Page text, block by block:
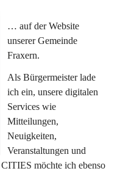
… auf der Website
unserer Gemeinde
Fraxern.
Als Bürgermeister lade
ich ein, unsere digitalen
Services wie
Mitteilungen,
Neuigkeiten,
Veranstaltungen und
möchte ich ebenso